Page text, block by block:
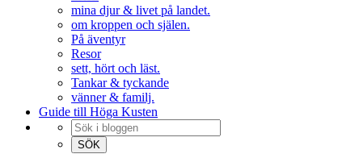
mina djur & livet på landet.
om kroppen och själen.
På äventyr
Resor
sett, hört och läst.
Tankar & tyckande
vänner & familj.
Guide till Höga Kusten